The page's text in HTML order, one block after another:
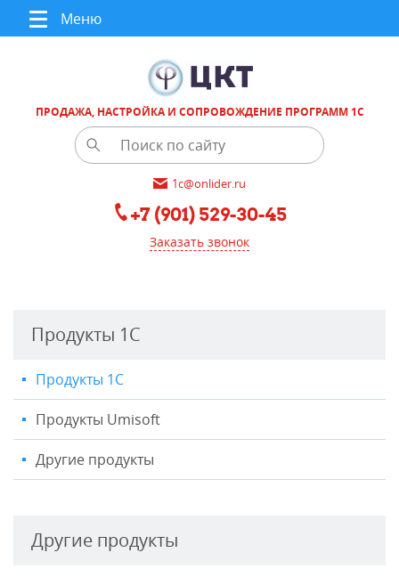
Меню
ПРОДАЖА, НАСТРОЙКА И СОПРОВОЖДЕНИЕ ПРОГРАММ 1С
1c@onlider.ru
+7 (901) 529-30-45
Заказать звонок
Продукты 1С
Продукты 1С
Продукты Umisoft
Другие продукты
Другие продукты